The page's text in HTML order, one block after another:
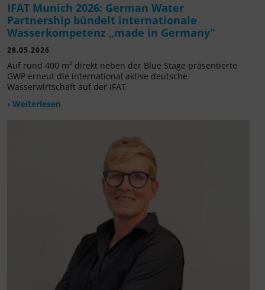
IFAT Munich 2026: German Water
Partnership bündelt internationale
Wasserkompetenz „made in Germany“
28.05.2026
Auf rund 400 m² direkt neben der Blue Stage präsentierte
GWP erneut die international aktive deutsche
Wasserwirtschaft auf der IFAT
› Weiterlesen